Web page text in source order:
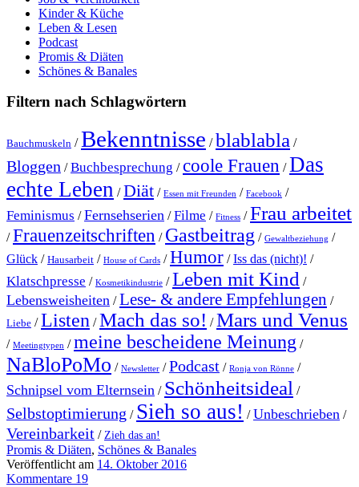
Kinder & Küche
Leben & Lesen
Podcast
Promis & Diäten
Schönes & Banales
Filtern nach Schlagwörtern
Bauchmuskeln /Bekenntnisse /blablabla /
Bloggen /Buchbesprechung /coole Frauen /Das
echte Leben /Diät / Essen mit Freunden / Facebook /
Feminismus /Fernsehserien /Filme / Fitness /Frau arbeitet
/Frauenzeitschriften / Gastbeitrag / Gewaltbeziehung /
Glück / Hausarbeit / House of Cards /Humor /Iss das (nicht)! /
Klatschpresse / Kosmetikindustrie /Leben mit Kind /
Lebensweisheiten /Lese- & andere Empfehlungen /
Liebe /Listen /Mach das so! /Mars und Venus
/ Meetingtypen /meine bescheidene Meinung /
NaBloPoMo / Newsletter /Podcast / Ronja von Rönne /
Schnipsel vom Elternsein / Schönheitsideal /
Selbstoptimierung / Sieh so aus! /Unbeschrieben /
Vereinbarkeit / Zieh das an!
Promis & Diäten, Schönes & Banales
Veröffentlicht am 14. Oktober 2016
Kommentare 19